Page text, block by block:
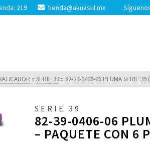
219 tienda@akuasul.mx Síguenos
» SERIE 39 » 82-39-0406-06 PLUMA SERIE
SERIE 39
82-39-0406-06
– PAQUETE CON 6